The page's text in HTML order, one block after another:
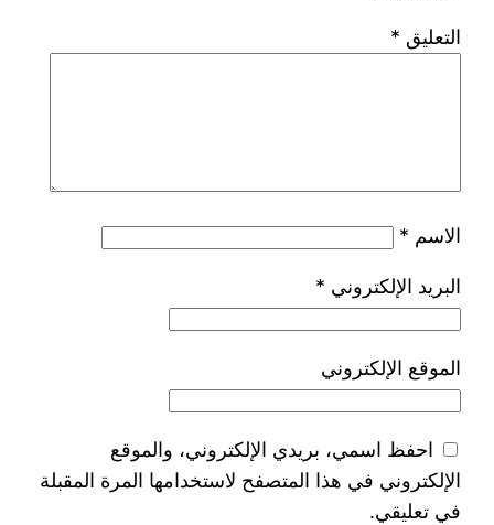
التعليق *
الاسم *
البريد الإلكتروني *
الموقع الإلكتروني
احفظ اسمي، بريدي الإلكتروني، والموقع
الإلكتروني في هذا المتصفح لاستخدامها المرة المقبلة
في تعليقي.